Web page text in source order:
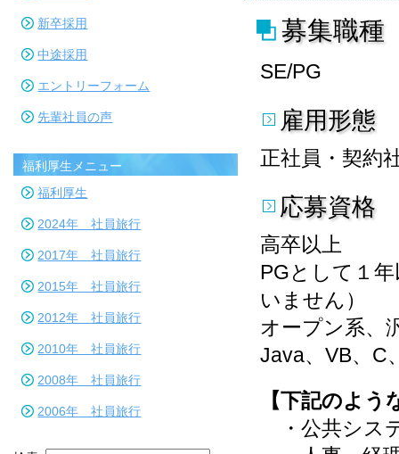
新卒採用
中途採用
エントリーフォーム
先輩社員の声
福利厚生メニュー
福利厚生
2024年 社員旅行
2017年 社員旅行
2015年 社員旅行
2012年 社員旅行
2010年 社員旅行
2008年 社員旅行
2006年 社員旅行
募集職種
SE/PG
雇用形態
正社員・契約
応募資格
高卒以上
PGとして１
いません）
オープン系、
Java、VB、C
【下記のよ
・公共シス